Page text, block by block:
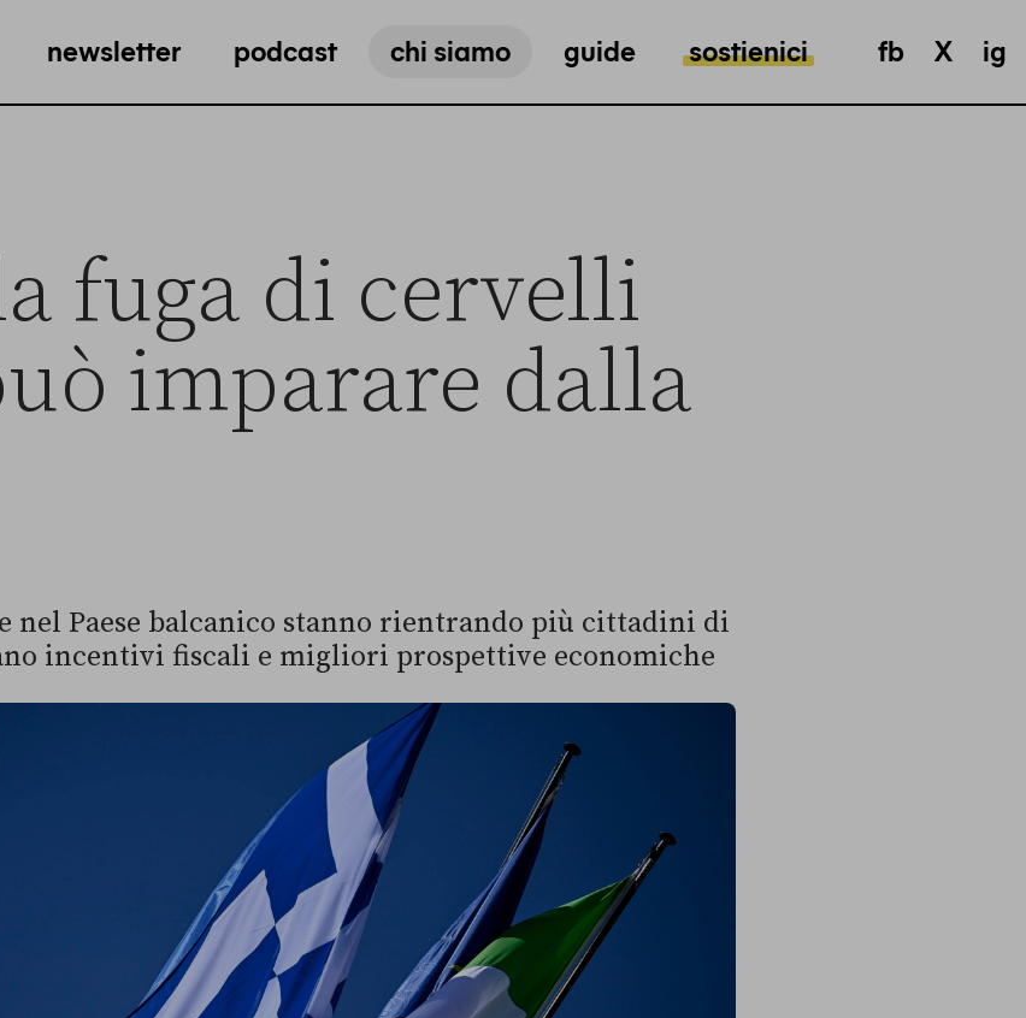
newsletter podcast chi siamo guide sostienici fb X ig
fuga di cervelli
imparare dalla
nel Paese balcanico stanno rientrando più cittadini di
incentivi fiscali e migliori prospettive economiche